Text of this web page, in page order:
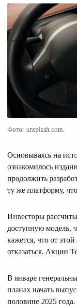
Фото: unsplash.com.
Основываясь на
ознакомилось
продолжить
ту же платформу,
Инвесторы
доступную модель,
кажется, что от
отказаться. Акции
В январе
планах начать
половине 2025 года.